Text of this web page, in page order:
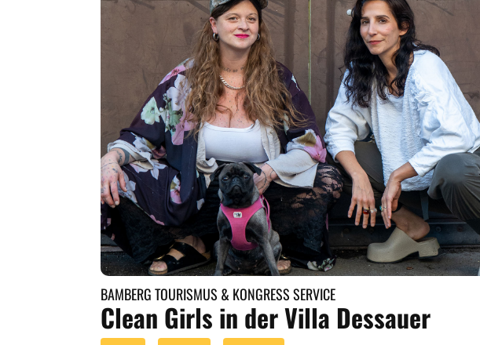
BAMBERG TOURISMUS & KONGRESS SERVICE
Clean Girls in der Villa Dessauer